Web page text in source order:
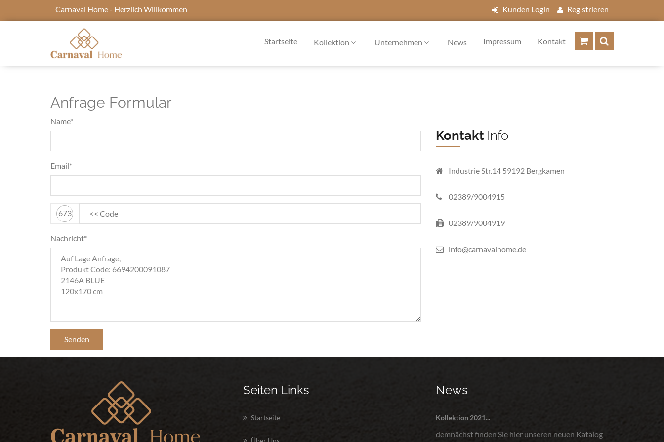
Carnaval Home - Herzlich Willkommen Kunden Login Registrieren
Startseite Kollektion Unternehmen News Impressum Kontakt
Anfrage Formular
Name*
Email*
673
Nachricht*
Senden
Kontakt Info
Industrie Str.14 59192 Bergkamen
02389/9004915
02389/9004919
info@carnavalhome.de
Seiten Links
Startseite
Über Uns
News
Kollektion 2021...
demnächst finden Sie hier unseren neuen Katalog